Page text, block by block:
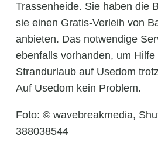
Trassenheide. Sie haben die
sie einen Gratis-Verleih von
anbieten. Das notwendige
ebenfalls vorhanden, um Hilfe
Strandurlaub auf Usedom
Auf Usedom kein Problem.
Foto: © wavebreakmedia,
388038544